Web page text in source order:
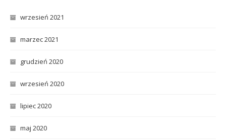
wrzesień 2021
marzec 2021
grudzień 2020
wrzesień 2020
lipiec 2020
maj 2020